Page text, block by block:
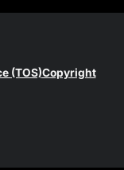
(TOS)Copyright